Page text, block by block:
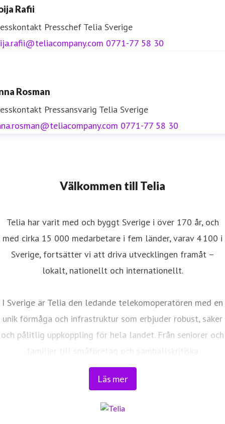
Rafii
Presschef Telia Sverige
0771-77 58 30
Rosman
Pressansvarig Telia Sverige
0771-77 58 30
Välkommen till Telia
Läs mer
Telia har varit med och byggt Sverige i över 170 år, och
med cirka 15 000 medarbetare i fem länder, varav 4 100 i
Sverige, fortsätter vi att driva utvecklingen framåt –
lokalt, nationellt och internationellt.
I Sverige är Telia den ledande telekomoperatören med en
unik förmåga och infrastruktur som erbjuder robust, säker
och pålitlig uppkoppling för hela landet. Från seniorer och
familjer till småföretag och samhällskritiska
verksamheter. Vi möjliggör digitaliseringens kraft i
vardagen och är en del av Sveriges totalförsvar. Med
transportnätet och ett mobilnät i världsklass skapar vi en